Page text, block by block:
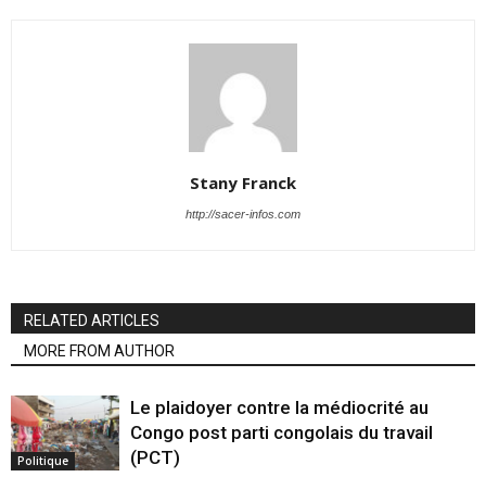
Stany Franck
http://sacer-infos.com
RELATED ARTICLES
MORE FROM AUTHOR
Politique
Le plaidoyer contre la médiocrité au
Congo post parti congolais du travail
(PCT)